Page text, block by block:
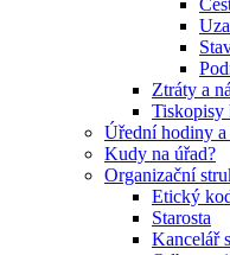
Ztráty a
Tiskopisy
Úřední hodiny
Kudy na úřad?
Organizační
Etický
Starosta
Kancelář